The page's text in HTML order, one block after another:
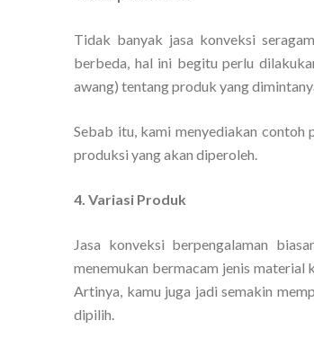
Tidak banyak jasa konveksi
berbeda, hal ini begitu perlu
awang) tentang produk yang
Sebab itu, kami menyediakan
produksi yang akan diperoleh.
4. Variasi Produk
Jasa konveksi berpengalaman
menemukan bermacam jenis material
Artinya, kamu juga jadi semakin
dipilih.